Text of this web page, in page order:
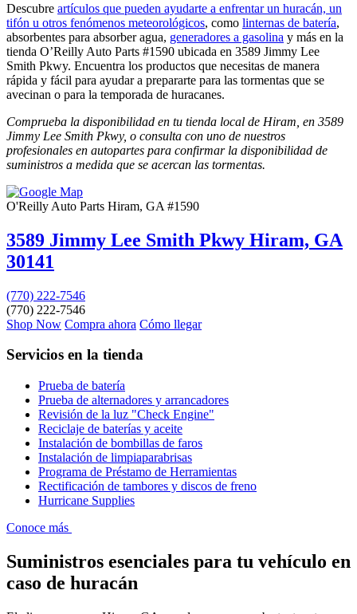
Descubre artículos que pueden ayudarte a enfrentar un huracán, un
tifón u otros fenómenos meteorológicos, como linternas de batería,
absorbentes para absorber agua, generadores a gasolina y más en la
tienda O’Reilly Auto Parts #1590 ubicada en 3589 Jimmy Lee
Smith Pkwy. Encuentra los productos que necesitas de manera
rápida y fácil para ayudar a prepararte para las tormentas que se
avecinan o para la temporada de huracanes.
Comprueba la disponibilidad en tu tienda local de Hiram, en 3589
Jimmy Lee Smith Pkwy, o consulta con uno de nuestros
profesionales en autopartes para confirmar la disponibilidad de
suministros a medida que se acercan las tormentas.
O'Reilly Auto Parts Hiram, GA #1590
3589 Jimmy Lee Smith Pkwy Hiram, GA
30141
(770) 222-7546
(770) 222-7546
Shop Now Compra ahora Cómo llegar
Servicios en la tienda
Prueba de batería
Prueba de alternadores y arrancadores
Revisión de la luz "Check Engine"
Reciclaje de baterías y aceite
Instalación de bombillas de faros
Instalación de limpiaparabrisas
Programa de Préstamo de Herramientas
Rectificación de tambores y discos de freno
Hurricane Supplies
Conoce más
Suministros esenciales para tu vehículo en
caso de huracán